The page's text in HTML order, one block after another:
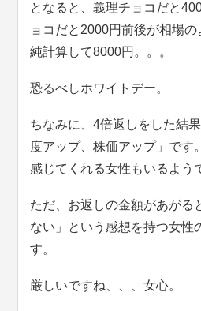
となると、義理チョコだと
ョコだと2000円前後が相場
純計算して8000円。。。
恐るべしホワイトデー。
ちなみに、4倍返しをした結
度アップ、株価アップ」です
感じてくれる女性もいるよう
ただ、お返しの金額があがる
ない」という感想を持つ女性
す。
厳しいですね、、、女心。